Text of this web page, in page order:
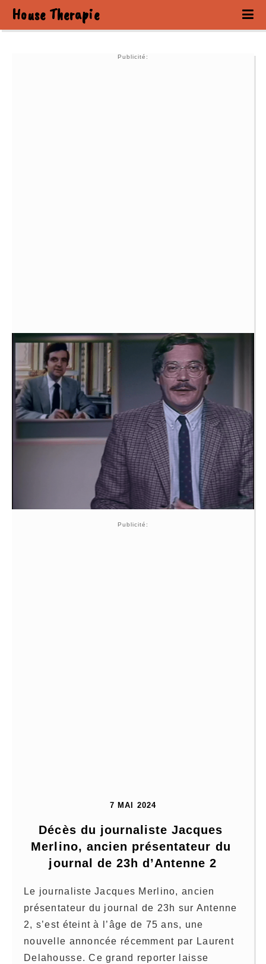
House Therapie
Publicité:
Publicité:
7 MAI 2024
Décès du journaliste Jacques
Merlino, ancien présentateur du
journal de 23h d’Antenne 2
Le journaliste Jacques Merlino, ancien
présentateur du journal de 23h sur Antenne
2, s’est éteint à l’âge de 75 ans, une
nouvelle annoncée récemment par Laurent
Delahousse. Ce grand reporter laisse